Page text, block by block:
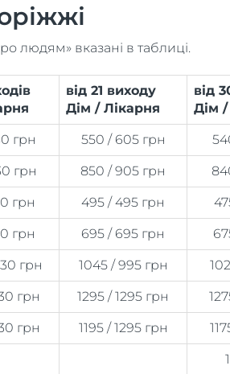
людям» вказані в таблиці.
від 21 виходу
Дім / Лікарня
від
Дім /
грн 550 / 605 грн
грн 850 / 905 грн
грн 495 / 495 грн
грн 695 / 695 грн
грн 1045 / 995 грн
грн 1295 / 1295 грн
грн 1195 / 1295 грн